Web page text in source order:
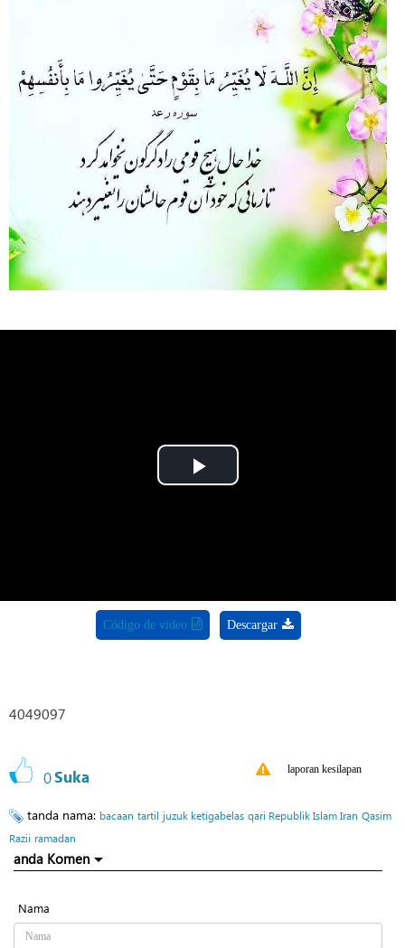
Play
Código de video Descargar
4049097
0Suka laporan kesilapan
tanda nama: bacaan tartil juzuk ketigabelas qari Republik Islam Iran Qasim
Razii ramadan
anda Komen
Nama